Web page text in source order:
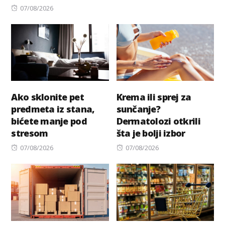
Posted
07/08/2026
Ako sklonite pet
predmeta iz stana,
bićete manje pod
stresom
Posted
07/08/2026
Krema ili sprej za
sunčanje?
Dermatolozi otkrili
šta je bolji izbor
Posted
07/08/2026